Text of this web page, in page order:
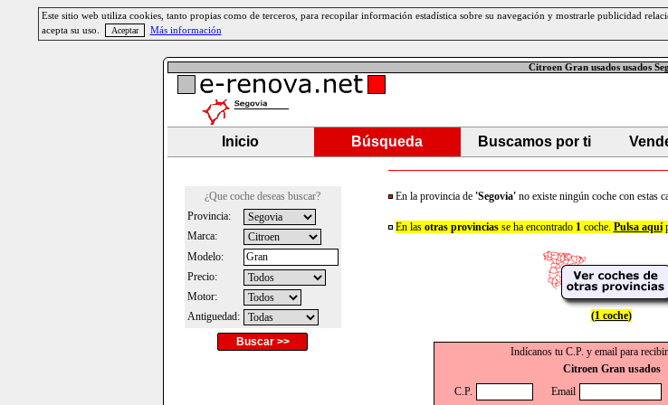
Este sitio web utiliza cookies, tanto propias como de terceros, para recopilar información estadística sobre su navegación y mostrarle publicidad
acepta su uso.
Más información
Citroen Gran usados usados
Inicio Búsqueda Buscamos por ti
¿Que coche deseas buscar?
Provincia:
Marca:
Modelo:
Precio:
Motor:
Antiguedad:
Buscar >>
En la provincia de 'Segovia'no existe ningún coche con estas
En las otras provinciasse ha encontrado 1coche. Pulsa aquí
(1 coche)
Indícanos tu C.P. y email para
Citroen Gran usados
C.P.
Email